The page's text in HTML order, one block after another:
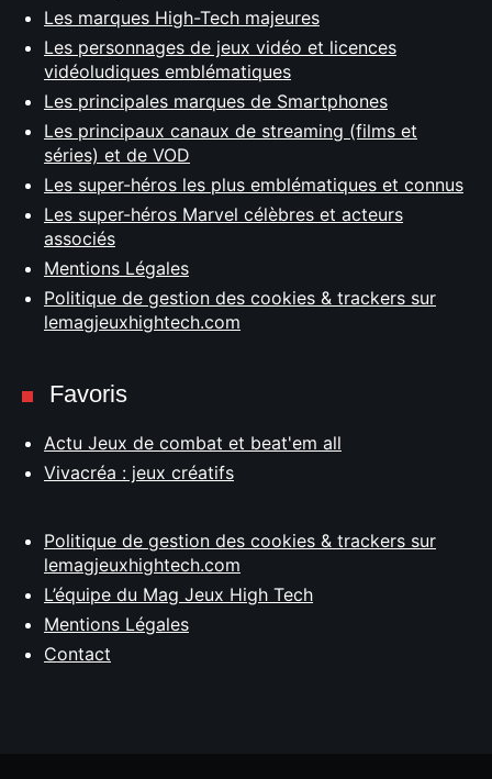
Les marques High-Tech majeures
Les personnages de jeux vidéo et licences
vidéoludiques emblématiques
Les principales marques de Smartphones
Les principaux canaux de streaming (films et
séries) et de VOD
Les super-héros les plus emblématiques et connus
Les super-héros Marvel célèbres et acteurs
associés
Mentions Légales
Politique de gestion des cookies & trackers sur
lemagjeuxhightech.com
Favoris
Actu Jeux de combat et beat'em all
Vivacréa : jeux créatifs
Politique de gestion des cookies & trackers sur
lemagjeuxhightech.com
L’équipe du Mag Jeux High Tech
Mentions Légales
Contact